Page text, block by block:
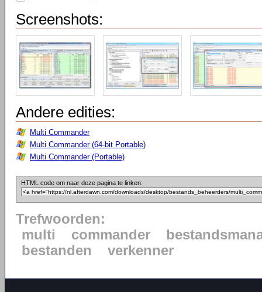
Screenshots:
Andere edities:
Multi Commander
Multi Commander (64-bit Portable)
Multi Commander (Portable)
HTML code om naar deze pagina te linken:
Trefwoorden:
multi
commander
bestanden
verkenner